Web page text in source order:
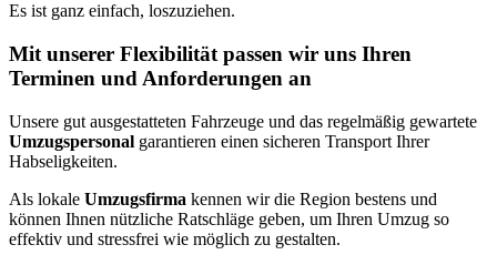
Es ist ganz einfach, loszuziehen.
Mit unserer Flexibilität passen wir uns Ihren
Terminen und Anforderungen an
Unsere gut ausgestatteten Fahrzeuge und das regelmäßig gewartete
Umzugspersonal garantieren einen sicheren Transport Ihrer
Habseligkeiten.
Als lokale Umzugsfirma kennen wir die Region bestens und
können Ihnen nützliche Ratschläge geben, um Ihren Umzug so
effektiv und stressfrei wie möglich zu gestalten.